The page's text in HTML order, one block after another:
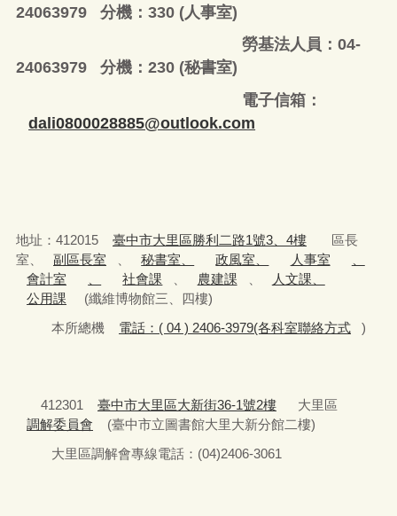
24063979 分機：330 (人事室)
勞基法人員：04-
24063979 分機：230 (秘書室)
電子信箱：
dali0800028885@outlook.com
地址：412015 臺中市大里區勝利二路1號3、4樓
區長
室、
副區長室 秘書室、 政風室、 人事室
會計室
社會課 農建課
人文課、
公用課
(纖維博物館三、四樓)
本所總機
電話：( 04 ) 2406-3979(各科室聯絡方式 )
412301 臺中市大里區大新街36-1號2樓
大里區
調解委員會
(臺中市立圖書館大里大新分館二樓)
大里區調解會專線電話：(04)2406-3061